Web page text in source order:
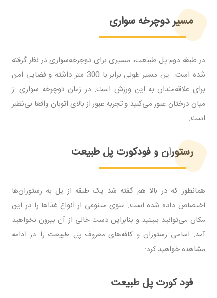
مسیر دوچرخه سواری
در طبقه دوم پل طبیعت، مسیری برای دوچرخه‌سواری در نظر گرفته
شده است. این مسیر طولی برابر با 300 متر داشته و فضایی امن
برای علاقه‌مندان به این ورزش است. در زمان دوچرخه سواری از
میان درختان عبور می‌کنید و تجربه عبور از بالای اتوبان واقعا بی‌نظیر
است.
رستوران و فودکورت پل طبیعت
همانطور که در بالا هم گفته شد یک طبقه از پل به رستوران‌ها
اختصاص داده شده است. منوی متنوعی از انواع غذاها را در این
مکان می‌توانید ببینید و بنابراین دست خالی از آن بیرون نخواهید
آمد. اسامی رستوران و کافه‌های معروف پل طبیعت را در ادامه
مشاهده خواهید کرد:
فود کورت پل طبیعت